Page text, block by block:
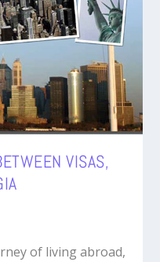
VISAS,
of living abroad,